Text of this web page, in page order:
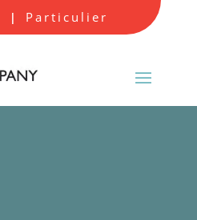
| Particulier